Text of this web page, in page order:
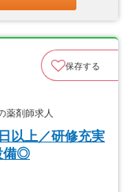
保存する
薬剤師求人
以上／研修充実
備◎